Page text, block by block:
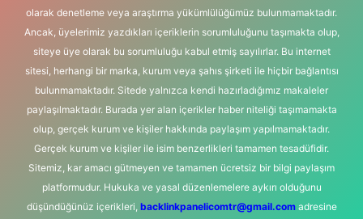
olarak denetleme veya araştırma yükümlülüğümüz bulunmamaktadır.
Ancak, üyelerimiz yazdıkları içeriklerin sorumluluğunu taşımakta olup,
siteye üye olarak bu sorumluluğu kabul etmiş sayılırlar. Bu internet
sitesi, herhangi bir marka, kurum veya şahıs şirketi ile hiçbir bağlantısı
bulunmamaktadır. Sitede yalnızca kendi hazırladığımız makaleler
paylaşılmaktadır. Burada yer alan içerikler haber niteliği taşımamakta
olup, gerçek kurum ve kişiler hakkında paylaşım yapılmamaktadır.
Gerçek kurum ve kişiler ile isim benzerlikleri tamamen tesadüfidir.
Sitemiz, kar amacı gütmeyen ve tamamen ücretsiz bir bilgi paylaşım
platformudur. Hukuka ve yasal düzenlemelere aykırı olduğunu
düşündüğünüz içerikleri, backlinkpanelicomtr@gmail.comadresine